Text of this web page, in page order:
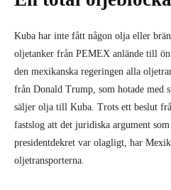
Kuba har inte fått någon olja eller
oljetanker från PEMEX anlände till
den mexikanska regeringen alla
från Donald Trump, som hotade med
säljer olja till Kuba. Trots ett beslut
fastslog att det juridiska argument
presidentdekret var olagligt, har
oljetransporterna.